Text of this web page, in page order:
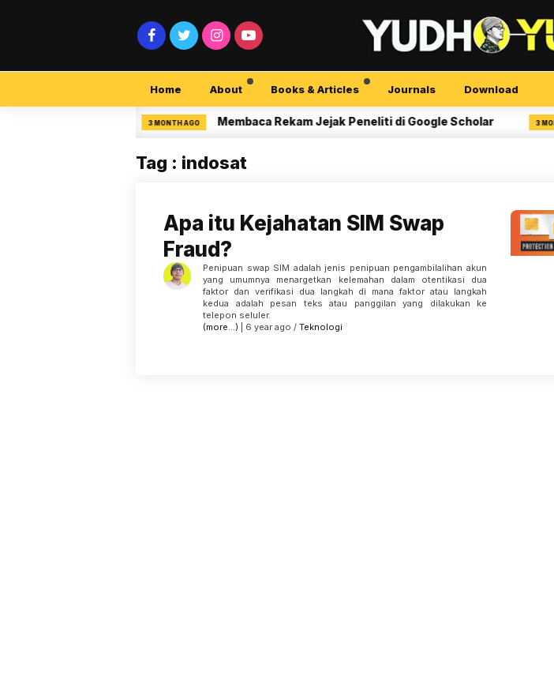
Home About Books & Articles Journals Download
3 MONTH AGO Membaca Rekam Jejak Peneliti di Google Scholar 3 MONTH AGO
Tag : indosat
Apa itu Kejahatan SIM Swap
Fraud?
Penipuan swap SIM adalah jenis penipuan pengambilalihan akun
yang umumnya menargetkan kelemahan dalam otentikasi dua
faktor dan verifikasi dua langkah di mana faktor atau langkah
kedua adalah pesan teks atau panggilan yang dilakukan ke
telepon seluler.
(more…) | 6 year ago / Teknologi